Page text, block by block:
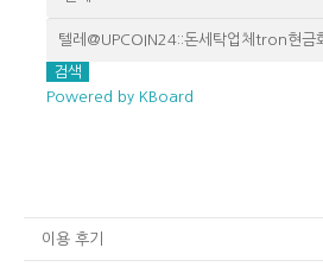
검색
Powered by KBoard
이용 후기